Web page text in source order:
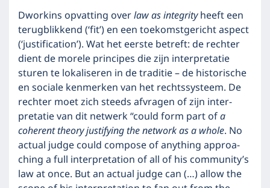
Dworkins opvatting overlaw as integrityheeft een
terugblikkend (‘fit’) en een toekomstgericht aspect
(‘justification’). Wat het eerste betreft: de rechter
dient de morele principes die zijn interpretatie
sturen te lokaliseren in de traditie – de historische
en sociale kenmerken van het rechtssysteem. De
rechter moet zich steeds afvra­gen of zijn inter­
pretatie van dit net­werk “could form part ofa
coherent theory justifying the network as a whole. No
actual judge could compose of anything approa­
ching a full interpreta­tion of all of his community’s
law at once. But an actual judge can (…) allow the